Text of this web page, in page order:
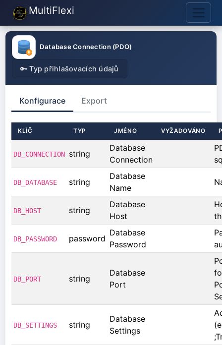
MultiFlexi
Database Connection (PDO)
🔑 Typ přihlašovacích údajů
Konfigurace Export
KLÍČ TYP JMÉNO VYŽADOVÁNO
DB_CONNECTION string
Database
Connection
DB_DATABASE string
Database
Name
DB_HOST string
Database
Host
DB_PASSWORD password
Database
Password
DB_PORT string
Database
Port
DB_SETTINGS string
Database
Settings